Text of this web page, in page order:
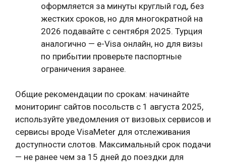
оформляется за минуты круглый год, без
жестких сроков, но для многократной на
2026 подавайте с сентября 2025. Турция
аналогично — e-Visa онлайн, но для визы
по прибытии проверьте паспортные
ограничения заранее.
Общие рекомендации по срокам: начинайте
мониторинг сайтов посольств с 1 августа 2025,
используйте уведомления от визовых сервисов и
сервисы вроде VisaMeter для отслеживания
доступности слотов. Максимальный срок подачи
— не ранее чем за 15 дней до поездки для